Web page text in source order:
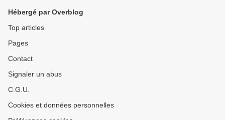
Hébergé par Overblog
Top articles
Pages
Contact
Signaler un abus
C.G.U.
Cookies et données personnelles